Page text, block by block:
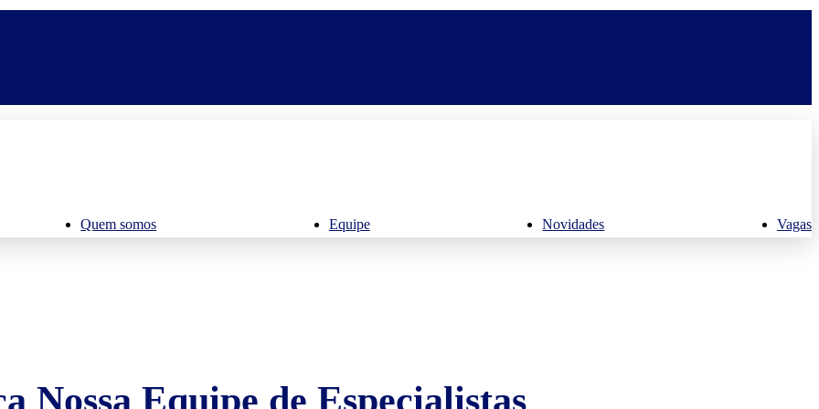
Quem somos Equipe Novidades Vagas
Nossa Equipe de Especialistas